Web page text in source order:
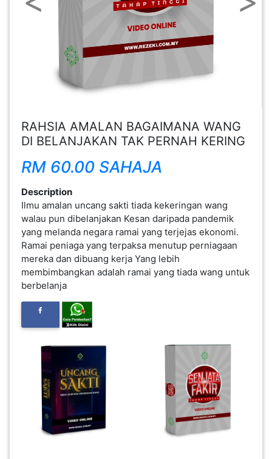
RAHSIA AMALAN BAGAIMANA WANG
DI BELANJAKAN TAK PERNAH KERING
RM 60.00 SAHAJA
Description
Ilmu amalan uncang sakti tiada kekeringan wang
walau pun dibelanjakan Kesan daripada pandemik
yang melanda negara ramai yang terjejas ekonomi.
Ramai peniaga yang terpaksa menutup perniagaan
mereka dan dibuang kerja Yang lebih
membimbangkan adalah ramai yang tiada wang untuk
berbelanja
KECANTIKAN(7)
LELAKI(0)
MINYAK
PENDIDIKAN(19)
DERMA
DAN
INFAK(0)
TUDUNG(0)
ARTIKEL(14)
PEMBORONG(2)
PRODUK